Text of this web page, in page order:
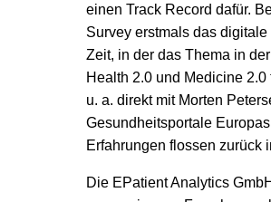
einen Track Record dafür.
Survey erstmals das
Zeit, in der das Thema in
Health 2.0 und Medicine
u. a. direkt mit Morten
Gesundheitsportale
Erfahrungen flossen zurück
Die EPatient Analytics